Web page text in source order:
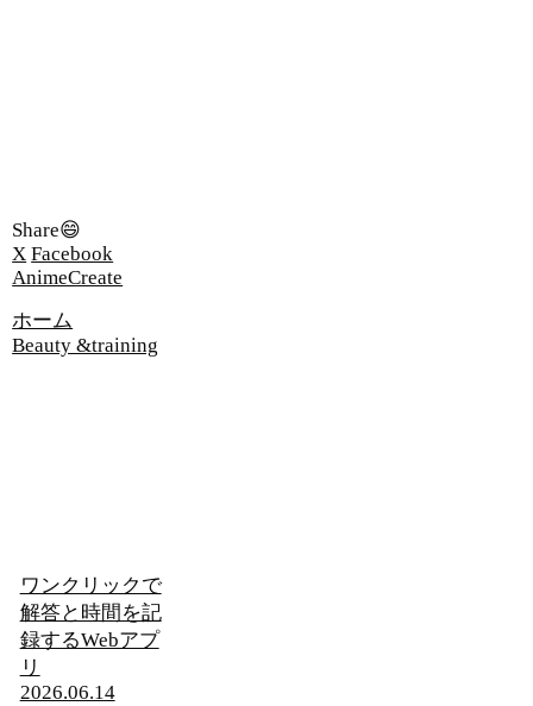
Share😄
X Facebook
AnimeCreate
ホーム
Beauty &training
ワンクリックで
解答と時間を記
録するWebアプ
リ
2026.06.14